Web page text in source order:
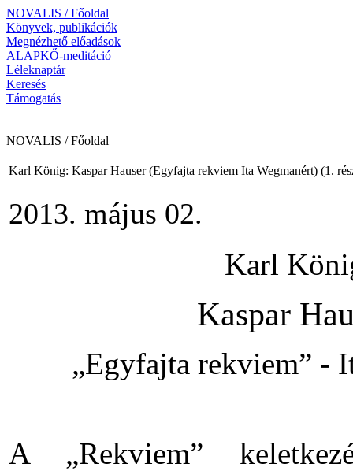
NOVALIS / Főoldal
Könyvek, publikációk
Megnézhető előadások
ALAPKŐ-meditáció
Léleknaptár
Keresés
Támogatás
NOVALIS / Főoldal
Karl König: Kaspar Hauser (Egyfajta rekviem Ita Wegmanért) (1.
2013. május 02.
Karl
Kaspar
„Egyfajta rekviem” -
A „Rekviem”